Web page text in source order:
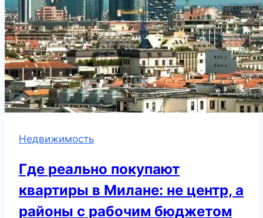
Недвижимость
Где реально покупают
квартиры в Милане: не центр, а
районы с рабочим бюджетом